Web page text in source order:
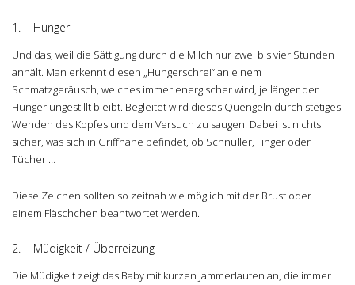
1. Hunger
Und das, weil die Sättigung durch die Milch nur zwei bis vier Stunden
anhält. Man erkennt diesen „Hungerschrei“ an einem
Schmatzgeräusch, welches immer energischer wird, je länger der
Hunger ungestillt bleibt. Begleitet wird dieses Quengeln durch stetiges
Wenden des Kopfes und dem Versuch zu saugen. Dabei ist nichts
sicher, was sich in Griffnähe befindet, ob Schnuller, Finger oder
Tücher …
Diese Zeichen sollten so zeitnah wie möglich mit der Brust oder
einem Fläschchen beantwortet werden.
2. Müdigkeit / Überreizung
Die Müdigkeit zeigt das Baby mit kurzen Jammerlauten an, die immer